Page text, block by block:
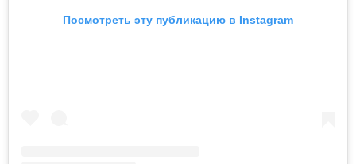
Посмотреть эту публикацию в Instagram